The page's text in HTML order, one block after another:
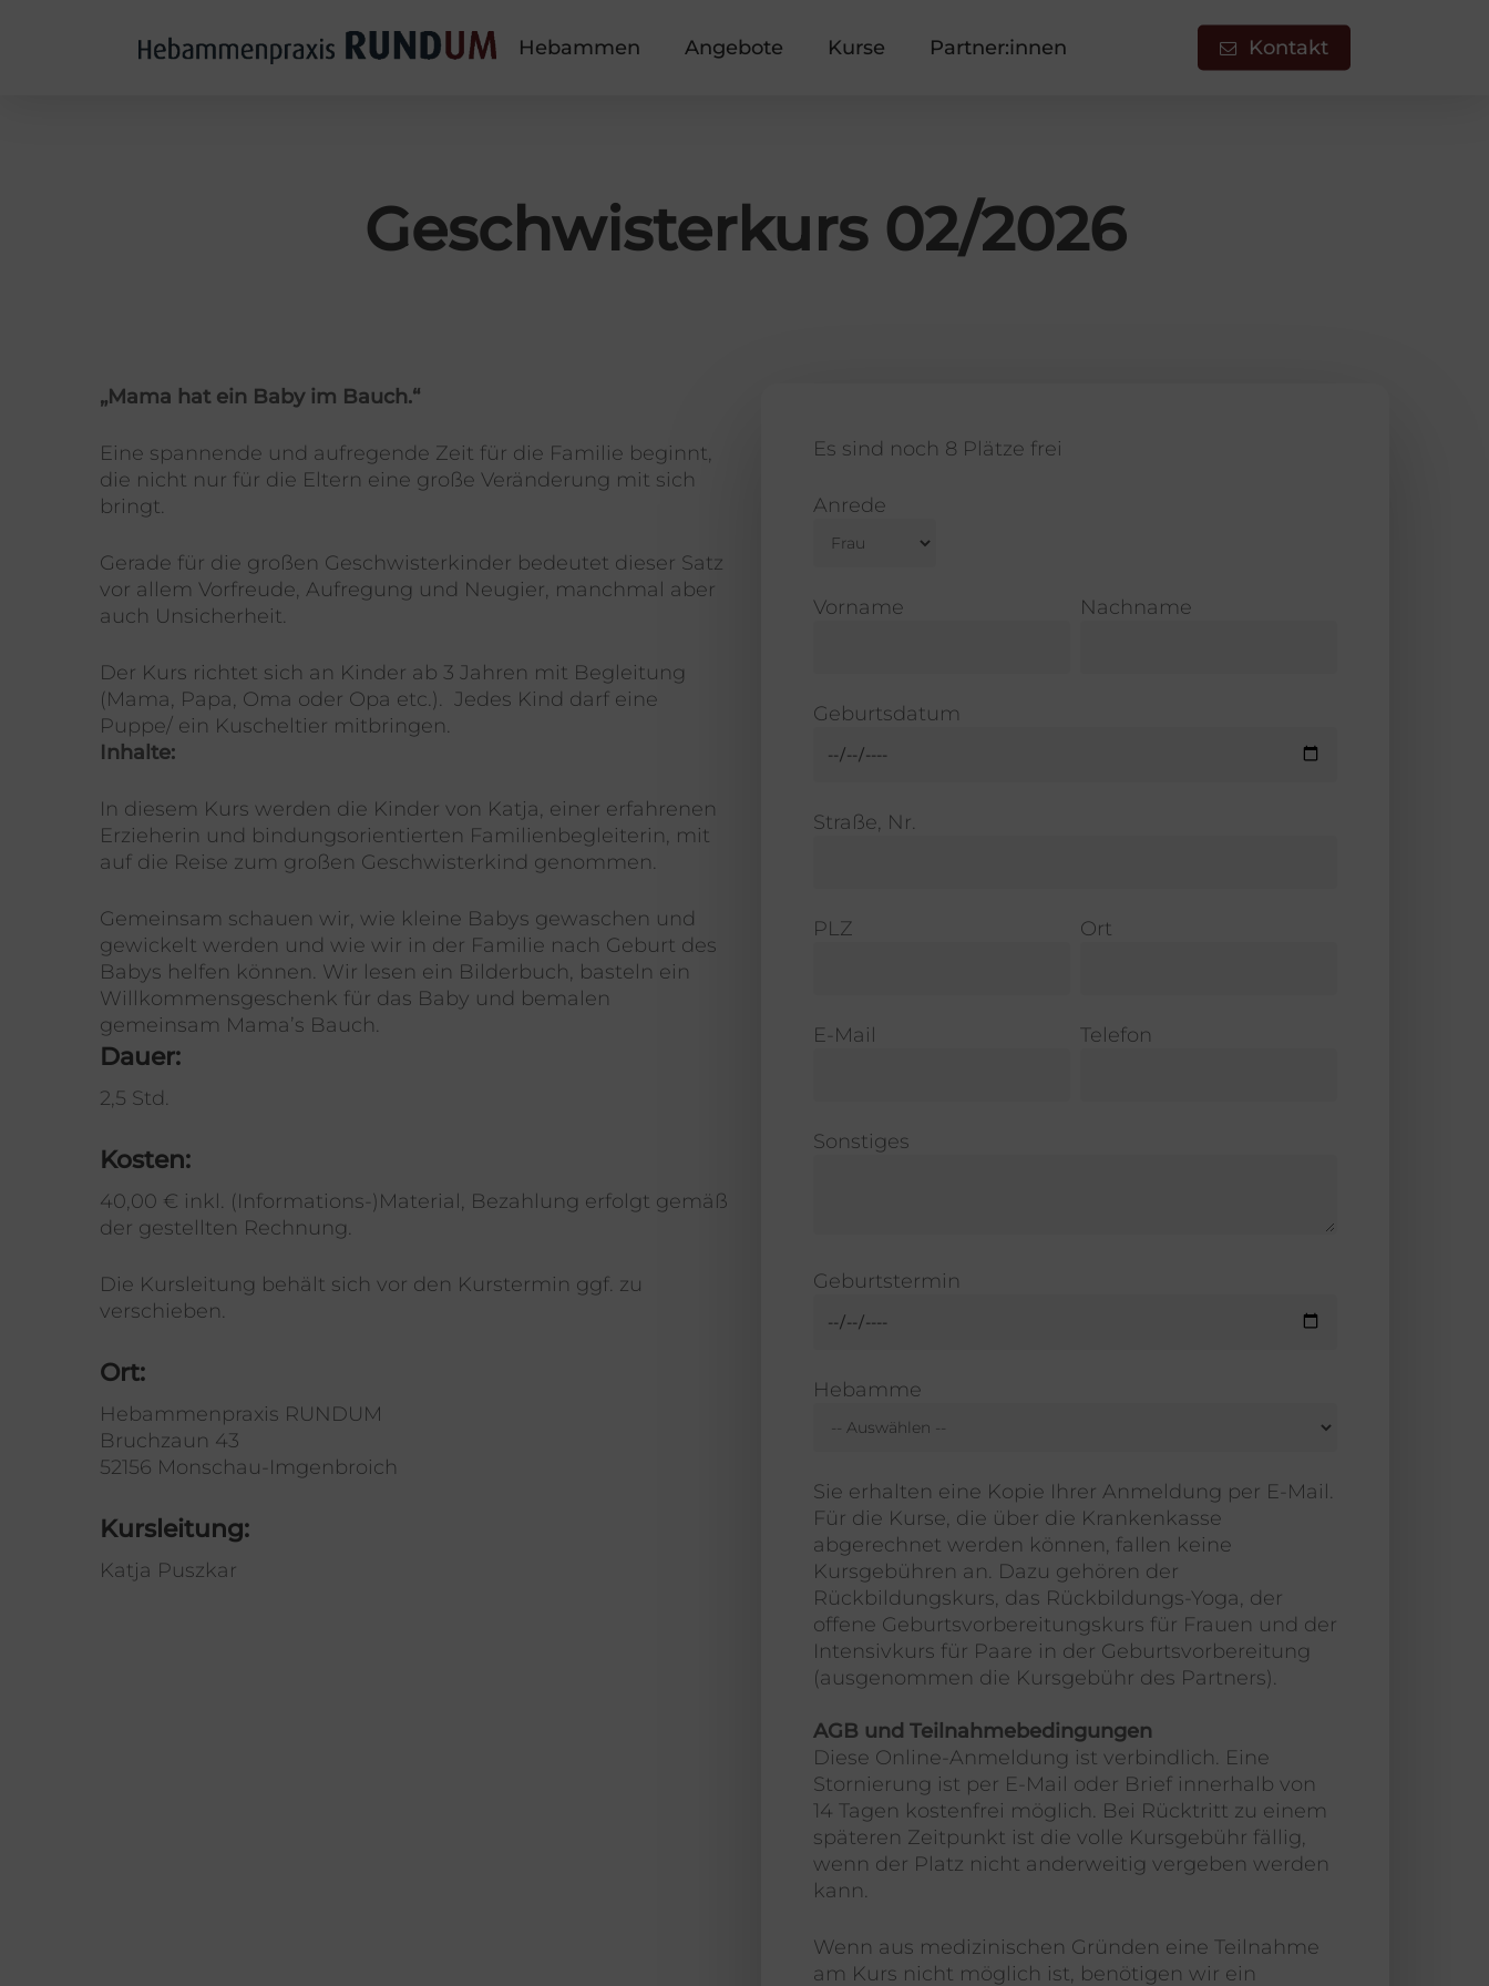
Hebammen Angebote Kurse Partner:innen Kontakt
Geschwisterkurs 02/2026
„Mama hat ein Baby im Bauch.“
Eine spannende und aufregende Zeit für die Familie beginnt,
die nicht nur für die Eltern eine große Veränderung mit sich
bringt.
Gerade für die großen Geschwisterkinder bedeutet dieser Satz
vor allem Vorfreude, Aufregung und Neugier, manchmal aber
auch Unsicherheit.
Der Kurs richtet sich an Kinder ab 3 Jahren mit Begleitung
(Mama, Papa, Oma oder Opa etc.). Jedes Kind darf eine
Puppe/ ein Kuscheltier mitbringen.
Inhalte:
In diesem Kurs werden die Kinder von Katja, einer erfahrenen
Erzieherin und bindungsorientierten Familienbegleiterin, mit
auf die Reise zum großen Geschwisterkind genommen.
Gemeinsam schauen wir, wie kleine Babys gewaschen und
gewickelt werden und wie wir in der Familie nach Geburt des
Babys helfen können. Wir lesen ein Bilderbuch, basteln ein
Willkommensgeschenk für das Baby und bemalen
gemeinsam Mama’s Bauch.
Dauer:
2,5 Std.
Kosten:
40,00 € inkl. (Informations-)Material, Bezahlung erfolgt gemäß
der gestellten Rechnung.
Die Kursleitung behält sich vor den Kurstermin ggf. zu
verschieben.
Ort:
Hebammenpraxis RUNDUM
Bruchzaun 43
52156 Monschau-Imgenbroich
Kursleitung:
Katja Puszkar
Es sind noch 8 Plätze frei
Anrede
Vorname Nachname
Geburtsdatum
Straße, Nr.
PLZ Ort
E-Mail Telefon
Sonstiges
Geburtstermin
Hebamme
Sie erhalten eine Kopie Ihrer Anmeldung per E-Mail.
Für die Kurse, die über die Krankenkasse
abgerechnet werden können, fallen keine
Kursgebühren an. Dazu gehören der
Rückbildungskurs, das Rückbildungs-Yoga, der
offene Geburtsvorbereitungskurs für Frauen und der
Intensivkurs für Paare in der Geburtsvorbereitung
(ausgenommen die Kursgebühr des Partners).
AGB und Teilnahmebedingungen
Diese Online-Anmeldung ist verbindlich. Eine
Stornierung ist per E-Mail oder Brief innerhalb von
14 Tagen kostenfrei möglich. Bei Rücktritt zu einem
späteren Zeitpunkt ist die volle Kursgebühr fällig,
wenn der Platz nicht anderweitig vergeben werden
kann.
Wenn aus medizinischen Gründen eine Teilnahme
am Kurs nicht möglich ist, benötigen wir ein